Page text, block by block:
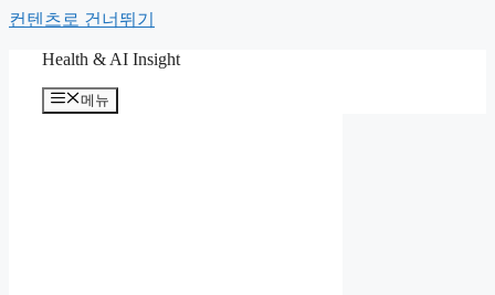
컨텐츠로 건너뛰기
Health & AI Insight
메뉴